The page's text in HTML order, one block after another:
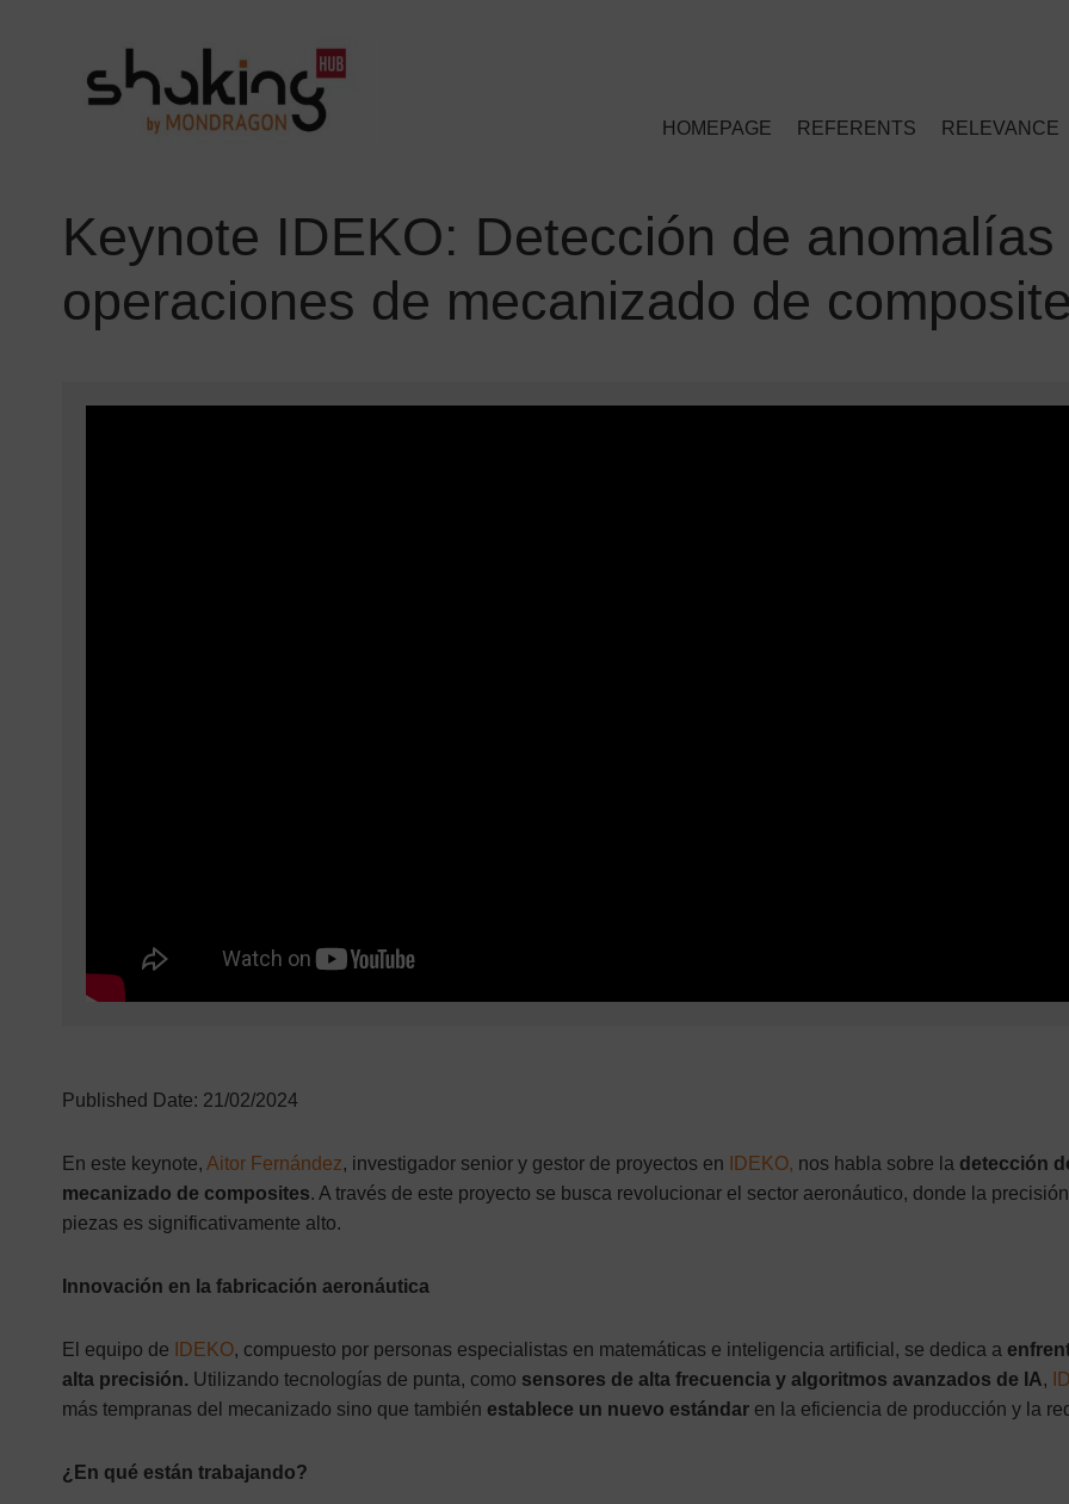
HOMEPAGE REFERENTS RELEVANCE
Keynote IDEKO: Detección de
operaciones de mecanizado de
Published Date: 21/02/2024
En este keynote, Aitor Fernández, investigador senior y gestor de proyectos en IDEKO, nos habla sobre la detección
mecanizado de composites. A través de este proyecto se busca revolucionar el sector aeronáutico, donde la
piezas es significativamente alto.
Innovación en la fabricación aeronáutica
El equipo de IDEKO, compuesto por personas especialistas en matemáticas e inteligencia artificial, se dedica a
alta precisión. Utilizando tecnologías de punta, como sensores de alta frecuencia y algoritmos avanzados de IA,
más tempranas del mecanizado sino que también establece un nuevo estándar en la eficiencia de producción y la
¿En qué están trabajando?